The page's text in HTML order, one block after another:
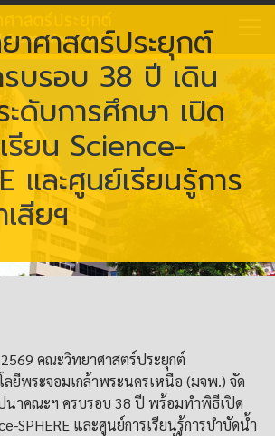
าศาสตร์ประยุกต์
บรอบ 38 ปี เดิน
ดับการศึกษา เปิด
รียน Science-
และศูนย์เรียนรู้การ
สียฯ
คณะวิทยาศาสตร์ประยุกต์
ยีพระจอมเกล้าพระนครเหนือ (มจพ.) จัด
นาคณะฯ ครบรอบ 38 ปี พร้อมทำพิธีเปิด
SPHERE และศูนย์การเรียนรู้การบำบัดน้ำ